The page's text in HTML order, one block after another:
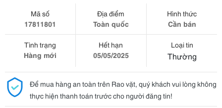
Mã số
17811801
Địa điểm
Toàn quốc
Hình thức
Cần bán
Tình trạng
Hàng mới
Hết hạn
05/05/2025
Loại tin
Thường
Để mua hàng an toàn trên Rao vặt, quý khách vui lòng không
thực hiện thanh toán trước cho người đăng tin!